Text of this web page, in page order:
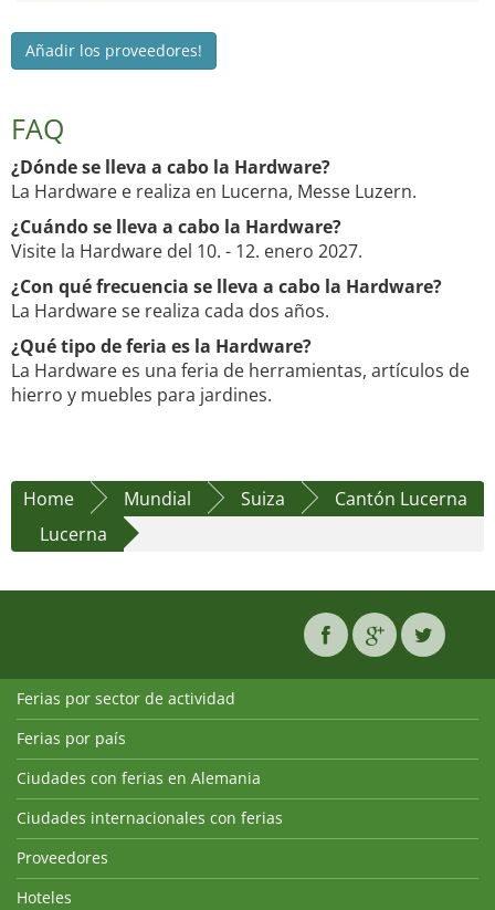
Añadir los proveedores!
FAQ
¿Dónde se lleva a cabo la Hardware?
La Hardware e realiza en Lucerna, Messe Luzern.
¿Cuándo se lleva a cabo la Hardware?
Visite la Hardware del 10. - 12. enero 2027.
¿Con qué frecuencia se lleva a cabo la Hardware?
La Hardware se realiza cada dos años.
¿Qué tipo de feria es la Hardware?
La Hardware es una feria de herramientas, artículos de
hierro y muebles para jardines.
Home Mundial Suiza
Cantón Lucerna
Lucerna
Ferias por sector de actividad
Ferias por país
Ciudades con ferias en Alemania
Ciudades internacionales con ferias
Proveedores
Hoteles